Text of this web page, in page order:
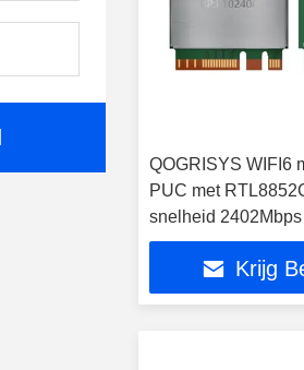
QOGRISYS WIFI6
PUC met
snelheid
verbinding
Krijg